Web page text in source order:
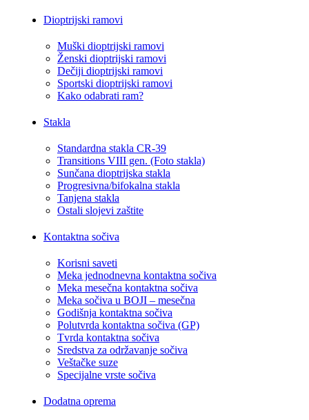
Dioptrijski ramovi
Muški dioptrijski ramovi
Ženski dioptrijski ramovi
Dečiji dioptrijski ramovi
Sportski dioptrijski ramovi
Kako odabrati ram?
Stakla
Standardna stakla CR-39
Transitions VIII gen. (Foto stakla)
Sunčana dioptrijska stakla
Progresivna/bifokalna stakla
Tanjena stakla
Ostali slojevi zaštite
Kontaktna sočiva
Korisni saveti
Meka jednodnevna kontaktna sočiva
Meka mesečna kontaktna sočiva
Meka sočiva u BOJI – mesečna
Godišnja kontaktna sočiva
Polutvrda kontaktna sočiva (GP)
Tvrda kontaktna sočiva
Sredstva za održavanje sočiva
Veštačke suze
Specijalne vrste sočiva
Dodatna oprema